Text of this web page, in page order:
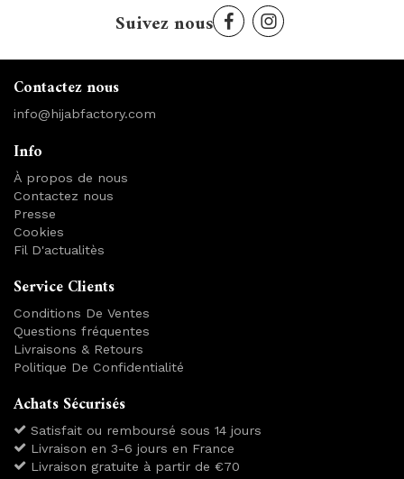
Suivez nous
Contactez nous
info@hijabfactory.com
Info
À propos de nous
Contactez nous
Presse
Cookies
Fil D'actualitès
Service Clients
Conditions De Ventes
Questions fréquentes
Livraisons & Retours
Politique De Confidentialité
Achats Sécurisés
Satisfait ou remboursé sous 14 jours
Livraison en 3-6 jours en France
Livraison gratuite à partir de €70